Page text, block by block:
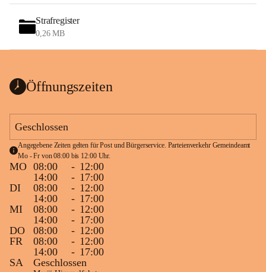
Strafregister
0,26 MB
Öffnungszeiten
Geschlossen
Angegebene Zeiten gelten für Post und Bürgerservice. Parteienverkehr Gemeindeamt
Mo - Fr von 08:00 bis 12:00 Uhr.
MO 08:00 - 12:00
14:00
- 17:00
DI
08:00 - 12:00
14:00
- 17:00
MI
08:00 - 12:00
14:00
- 17:00
DO
08:00 - 12:00
FR
08:00 - 12:00
14:00
- 17:00
SA
Geschlossen